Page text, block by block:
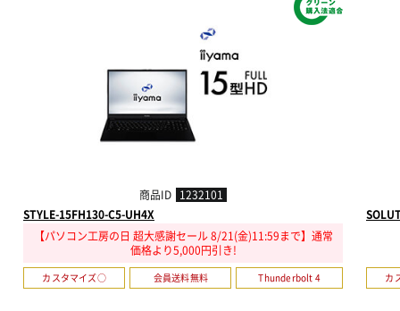
商品ID 1232101
STYLE-15FH130-C5-UH4X
【パソコン工房の日 超大感謝セール 8/21(金)11:59まで】通常
価格より5,000円引き!
カスタマイズ○ 会員送料無料 Thunderbolt 4 カ